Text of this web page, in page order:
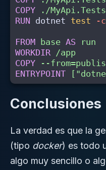
COPY ./
RUN dotnet test -c
FROM base AS
run
WORKDIR /app
COPY --
ENTRYPOINT
Conclusiones
La verdad es que la
(tipo docker) es todo
algo muy sencillo o